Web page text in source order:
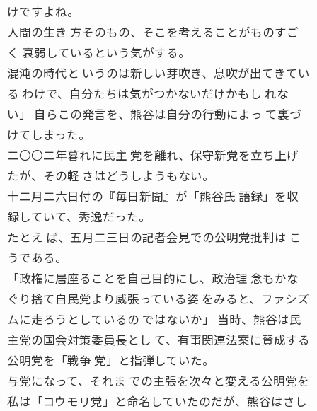
けですよね。
人間の生き 方そのもの、そこを考えることがものすご
く 衰弱しているという気がする。
混沌の時代と いうのは新しい芽吹き、息吹が出てきてい
る わけで、自分たちは気がつかないだけかもし れな
い」 自らこの発言を、熊谷は自分の行動によっ て裏づ
けてしまった。
二〇〇二年暮れに民主 党を離れ、保守新党を立ち上げ
たが、その軽 さはどうしようもない。
十二月二六日付の『毎日新聞』が「熊谷氏 語録」を収
録していて、秀逸だった。
たとえ ば、五月二三日の記者会見での公明党批判は こ
うである。
「政権に居座ることを自己目的にし、政治理 念もかな
ぐり捨て自民党より威張っている姿 をみると、ファシズ
ムに走ろうとしているの ではないか」 当時、熊谷は民
主党の国会対策委員長とし て、有事関連法案に賛成する
公明党を「戦争 党」と指弾していた。
与党になって、それま での主張を次々と変える公明党を
私は「コウモリ党」と命名していたのだが、熊谷はさし